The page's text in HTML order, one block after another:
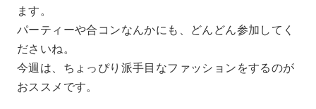
ます。
パーティーや合コンなんかにも、どんどん参加してく
ださいね。
今週は、ちょっぴり派手目なファッションをするのが
おススメです。